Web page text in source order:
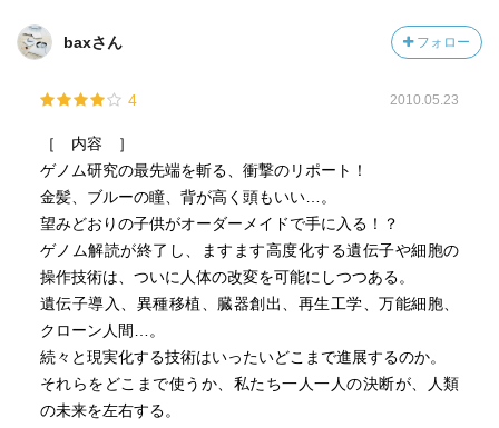
baxさん フォロー
4 2010.05.23
［ 内容 ］
ゲノム研究の最先端を斬る、衝撃のリポート！
金髪、ブルーの瞳、背が高く頭もいい…。
望みどおりの子供がオーダーメイドで手に入る！？
ゲノム解読が終了し、ますます高度化する遺伝子や細胞の
操作技術は、ついに人体の改変を可能にしつつある。
遺伝子導入、異種移植、臓器創出、再生工学、万能細胞、
クローン人間…。
続々と現実化する技術はいったいどこまで進展するのか。
それらをどこまで使うか、私たち一人一人の決断が、人類
の未来を左右する。